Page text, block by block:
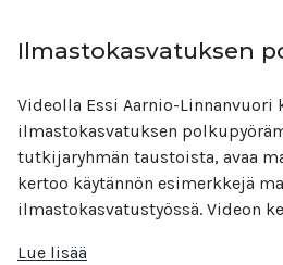
Ilmastokasvatuksen
Videolla Essi Aarnio-Linnanvuori
ilmastokasvatuksen
tutkijaryhmän taustoista, avaa
kertoo käytännön esimerkkejä
ilmastokasvatustyössä. Videon
Lue lisää